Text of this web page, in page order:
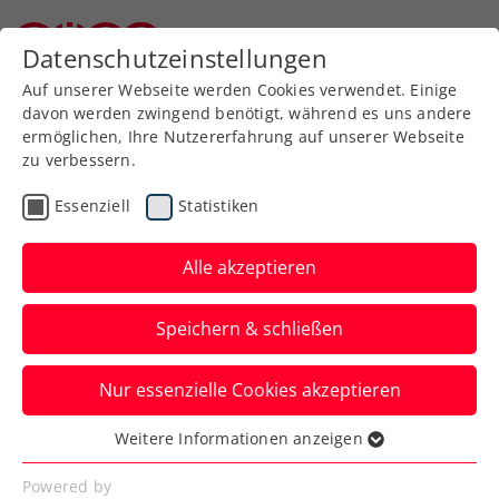
Zurück zur Newsübersicht
Turniere
Australian Open: Auch
Ofner zieht nach 5-Satz-
Krimi den Kürzeren
Österreichs aktuelle Nummer eins
scheidet beim Grand-Slam-Turnier in
Melbourne in Runde eins aus.
Verfasst von: Manuel Wachta, 16.01.2024
Datenschutzeinstellungen
Auf unserer Webseite werden Cookies verwendet. Einige
davon werden zwingend benötigt, während es uns andere
ermöglichen, Ihre Nutzererfahrung auf unserer Webseite
zu verbessern.
Essenziell Statistiken
Alle akzeptieren
Speichern & schließen
Nur essenzielle Cookies akzeptieren
Essenziell
Essenzielle Cookies werden für grundlegende
Weitere Informationen anzeigen
Powered by